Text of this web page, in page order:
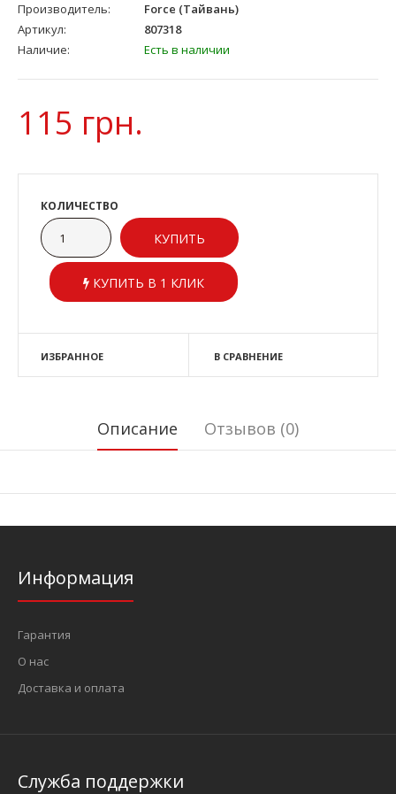
Производитель:
Force (Тайвань)
Артикул:
807318
Наличие:
Есть в наличии
115 грн.
КОЛИЧЕСТВО
КУПИТЬ В 1 КЛИК
ИЗБРАННОЕ В СРАВНЕНИЕ
Описание Отзывов (0)
Информация
Гарантия
О нас
Доставка и оплата
Служба поддержки